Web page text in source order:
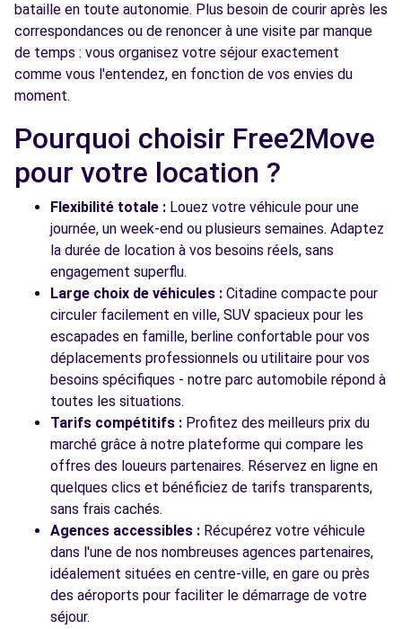
bataille en toute autonomie. Plus besoin de courir après les
correspondances ou de renoncer à une visite par manque
de temps : vous organisez votre séjour exactement
comme vous l'entendez, en fonction de vos envies du
moment.
Pourquoi choisir Free2Move
pour votre location ?
Flexibilité totale : Louez votre véhicule pour une
journée, un week-end ou plusieurs semaines. Adaptez
la durée de location à vos besoins réels, sans
engagement superflu.
Large choix de véhicules : Citadine compacte pour
circuler facilement en ville, SUV spacieux pour les
escapades en famille, berline confortable pour vos
déplacements professionnels ou utilitaire pour vos
besoins spécifiques - notre parc automobile répond à
toutes les situations.
Tarifs compétitifs : Profitez des meilleurs prix du
marché grâce à notre plateforme qui compare les
offres des loueurs partenaires. Réservez en ligne en
quelques clics et bénéficiez de tarifs transparents,
sans frais cachés.
Agences accessibles : Récupérez votre véhicule
dans l'une de nos nombreuses agences partenaires,
idéalement situées en centre-ville, en gare ou près
des aéroports pour faciliter le démarrage de votre
séjour.